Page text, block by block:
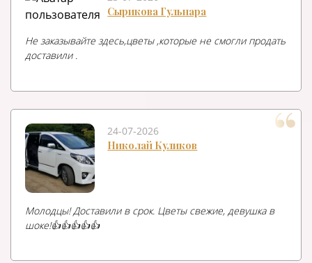
Сырикова Гульнара
Не заказывайте здесь,цветы ,которые не смогли продать
доставили .
24-07-2026
Николай Куликов
Молодцы! Доставили в срок. Цветы свежие, девушка в
шоке!👍👍👍👍👍